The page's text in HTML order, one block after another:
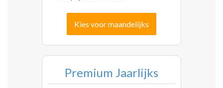
Kies voor maandelijks
Premium Jaarlijks